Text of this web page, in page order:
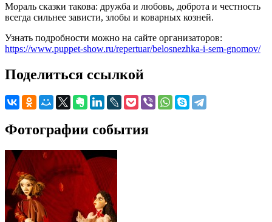
Мораль сказки такова: дружба и любовь, доброта и честность
всегда сильнее зависти, злобы и коварных козней.
Узнать подробности можно на сайте организаторов:
https://www.puppet-show.ru/repertuar/belosnezhka-i-sem-gnomov/
Поделиться ссылкой
Фотографии события